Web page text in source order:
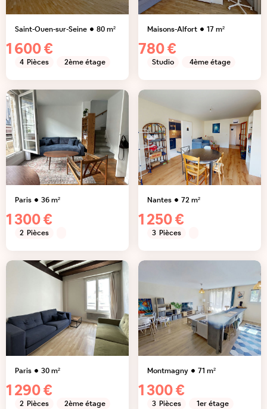
Saint-Ouen-sur-Seine 80m²
1 600 €
4 Pièces 2ème étage
Maisons-Alfort 17m²
780 €
Studio 4ème étage
Paris 36m²
1 300 €
2 Pièces
Nantes 72m²
1 250 €
3 Pièces
Paris 30m²
1 290 €
2 Pièces 2ème étage
Montmagny 71 m²
1 300 €
3 Pièces 1er étage